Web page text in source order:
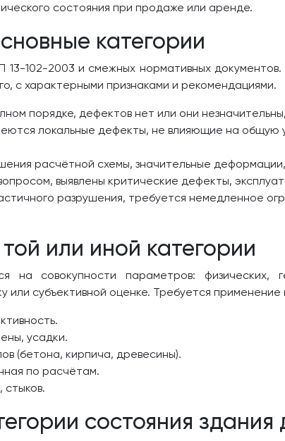
состояния при продаже или аренде.
категории
102-2003 и смежных нормативных
с характерными признаками и рекомендациями.
порядке, дефектов нет или они
локальные дефекты, не влияющие на общую
расчётной схемы, значительные
выявлены критические дефекты,
разрушения, требуется немедленное
или иной категории
на совокупности параметров: физических,
или субъективной оценке. Требуется
усадки.
(бетона, кирпича, древесины).
по расчётам.
состояния здания